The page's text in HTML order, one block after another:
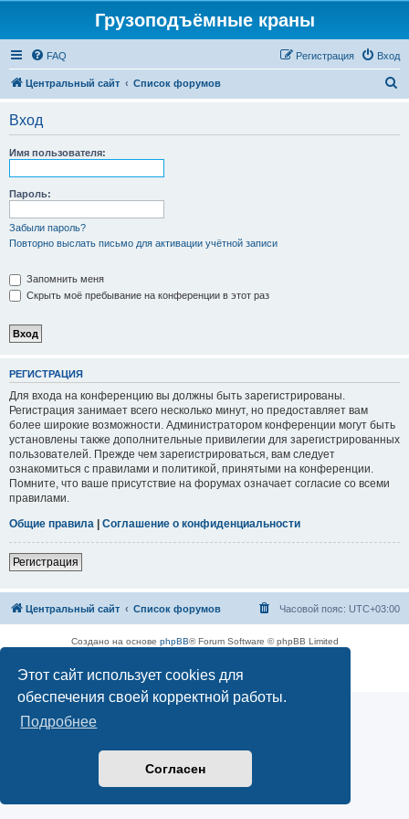
Этот сайт использует cookies для
обеспечения своей корректной работы.
Подробнее
Согласен
Грузоподъёмные краны
FAQ Вход
Регистрация
Центральный сайт Список форумов
Вход
Имя пользователя:
Пароль:
Забыли пароль?
Повторно выслать письмо для активации учётной записи
Запомнить меня
Скрыть моё пребывание на конференции в этот раз
РЕГИСТРАЦИЯ
Для входа на конференцию вы должны быть зарегистрированы.
Регистрация занимает всего несколько минут, но предоставляет вам
более широкие возможности. Администратором конференции могут быть
установлены также дополнительные привилегии для зарегистрированных
пользователей. Прежде чем зарегистрироваться, вам следует
ознакомиться с правилами и политикой, принятыми на конференции.
Помните, что ваше присутствие на форумах означает согласие со всеми
правилами.
Общие правила | Соглашение о конфиденциальности
Регистрация
Центральный сайт Список форумов Часовой пояс: UTC+03:00
Создано на основе phpBB® Forum Software © phpBB Limited
Конфиденциальность|Правила